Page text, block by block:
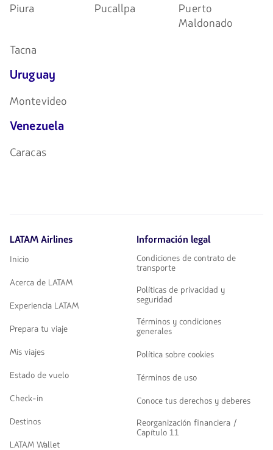
Piura
Pucallpa
Puerto
Maldonado
Tacna
Uruguay
Montevideo
Venezuela
Caracas
LATAM Airlines
Inicio
Acerca de LATAM
Experiencia LATAM
Prepara tu viaje
Mis viajes
Estado de vuelo
Check-in
Destinos
LATAM Wallet
Información legal
Condiciones de contrato de
transporte
Políticas de privacidad y
seguridad
Términos y condiciones
generales
Política sobre cookies
Términos de uso
Conoce tus derechos y deberes
Reorganización financiera /
Capítulo 11